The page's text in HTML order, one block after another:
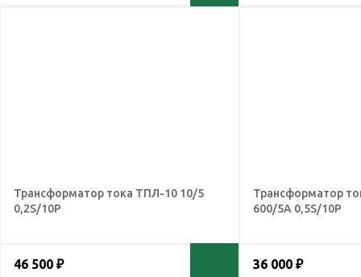
Трансформатор тока ТПЛ-10 10/5
0,2S/10Р
46 500 ₽
Трансформатор
600/5А 0,5S/10Р
36 000 ₽